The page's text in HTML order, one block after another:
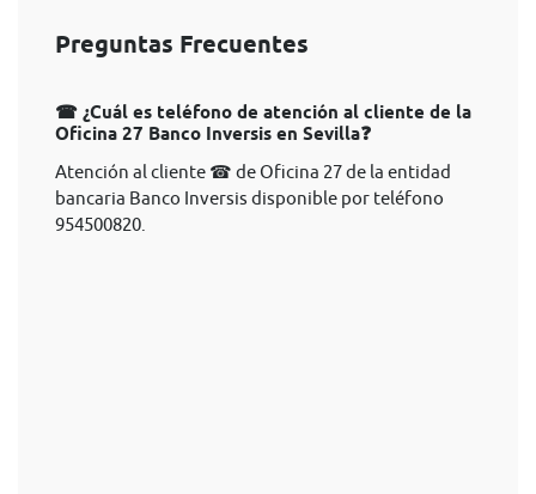
Preguntas Frecuentes
☎ ¿Cuál es teléfono de atención al cliente de la
Oficina 27 Banco Inversis en Sevilla❓
Atención al cliente ☎ de Oficina 27 de la entidad
bancaria Banco Inversis disponible por teléfono
954500820.